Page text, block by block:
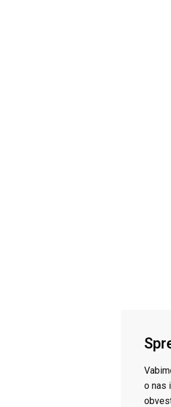
o nas